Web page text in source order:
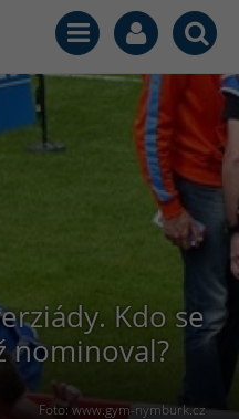
Foto: www.gym-nymburk.cz
Kdo se
nominoval?